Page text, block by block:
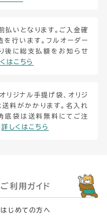
払いとなります。ご入金確
を行います。フルオーダー
後に総支払額をお知らせ
はこちら
リジナル手提げ袋、オリジ
送料がかかります。名入れ
底袋は送料無料にてご注
詳しくはこちら
ご利用ガイド
はじめての方へ